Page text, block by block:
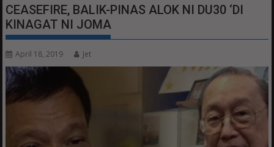
CEASEFIRE, BALIK-PINAS ALOK NI DU30 ‘DI
KINAGAT NI JOMA
April 18, 2019 Jet